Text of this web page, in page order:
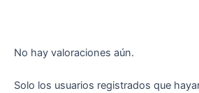
No hay valoraciones aún.
Solo los usuarios registrados que